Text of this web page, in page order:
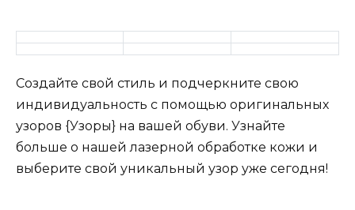
Создайте свой стиль и подчеркните свою
индивидуальность с помощью оригинальных
узоров {Узоры} на вашей обуви. Узнайте
больше о нашей лазерной обработке кожи и
выберите свой уникальный узор уже сегодня!